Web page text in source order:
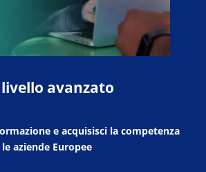
livello avanzato
e acquisisci la competenza
aziende Europee